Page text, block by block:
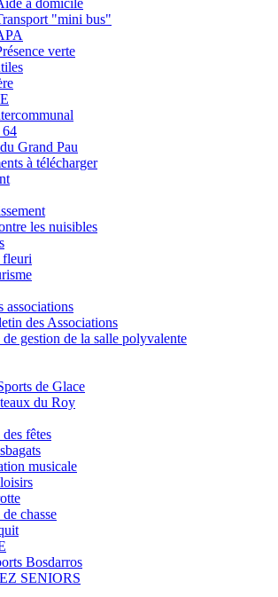
à domicile
"mini bus"
verte
Grand Pau
à télécharger
les nuisibles
associations
des Associations
gestion de la salle polyvalente
de Glace
du Roy
fêtes
musicale
chasse
Bosdarros
SENIORS